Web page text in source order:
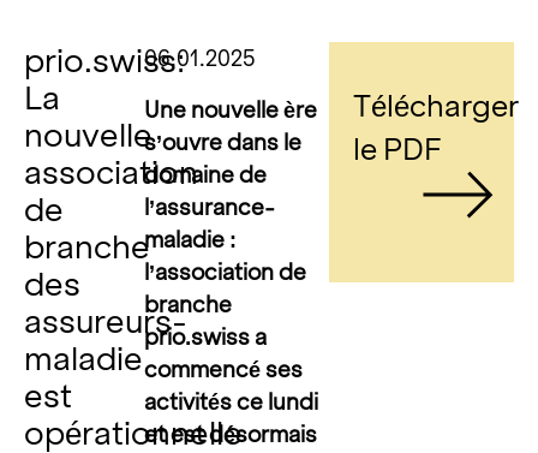
prio.swiss:
La
nouvelle
association
de
branche
des
assureurs-
maladie
est
opérationnelle
06.01.2025
Une nouvelle ère
s’ouvre dans le
domaine de
l’assurance-
maladie :
l’association de
branche
prio.swiss a
commencé ses
activités ce lundi
et est désormais
Télécharger
le PDF